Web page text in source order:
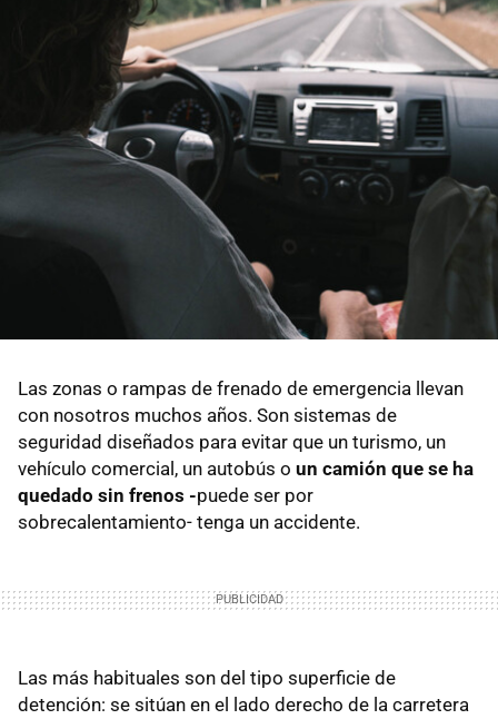
Las zonas o rampas de frenado de emergencia llevan
con nosotros muchos años. Son sistemas de
seguridad diseñados para evitar que un turismo, un
vehículo comercial, un autobús o un camión que se ha
quedado sin frenos -puede ser por
sobrecalentamiento- tenga un accidente.
Las más habituales son del tipo superficie de
detención: se sitúan en el lado derecho de la carretera